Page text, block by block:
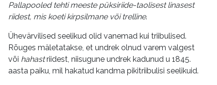
Pallapooled tehti meeste püksiriide-taolisest linasest
riidest, mis koeti kirpsilmane või trelline.
Ühevärvilised seelikud olid vanemad kui triibulised.
Rõuges mäletatakse, et undrek olnud varem valgest
või hahastriidest, niisugune undrek kadunud u 1845.
aasta paiku, mil hakatud kandma pikitriibulisi seelikuid.